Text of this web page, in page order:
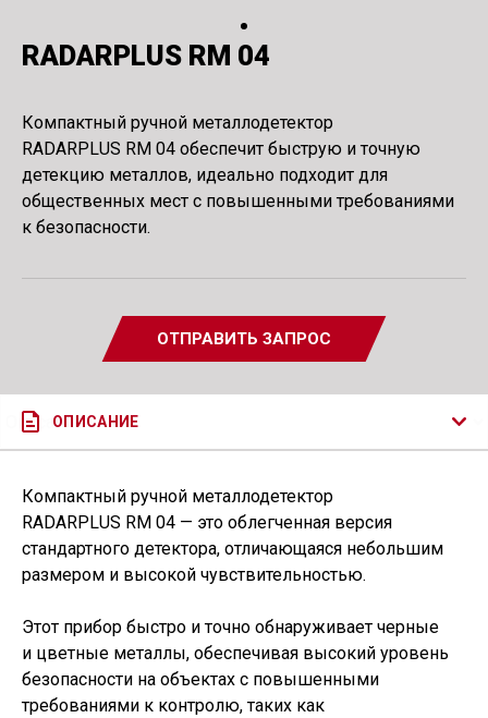
RADARPLUS RM 04
Компактный ручной металлодетектор
RADARPLUS RM 04 обеспечит быструю и точную
детекцию металлов, идеально подходит для
общественных мест с повышенными требованиями
к безопасности.
ОТПРАВИТЬ ЗАПРОС
ОПИСАНИЕ
Компактный ручной металлодетектор
RADARPLUS RM 04 — это облегченная версия
стандартного детектора, отличающаяся небольшим
размером и высокой чувствительностью.
Этот прибор быстро и точно обнаруживает черные
и цветные металлы, обеспечивая высокий уровень
безопасности на объектах с повышенными
требованиями к контролю, таких как